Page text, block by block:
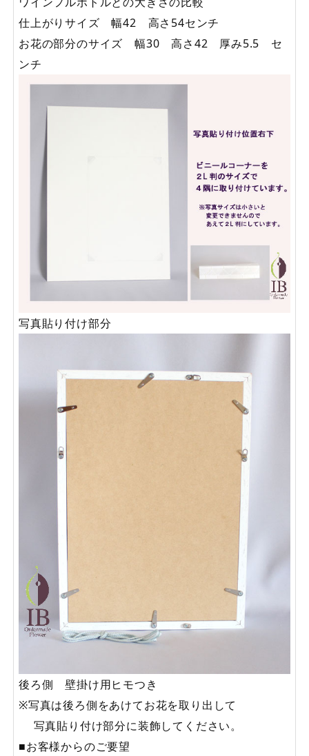
仕上がりサイズ 幅42 高さ54センチ
お花の部分のサイズ 幅30 高さ42 厚み5.5 セ
ンチ
写真貼り付け部分
後ろ側 壁掛け用ヒモつき
※写真は後ろ側をあけてお花を取り出して
写真貼り付け部分に装飾してください。
■お客様からのご要望